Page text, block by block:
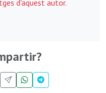
d'aquest autor.